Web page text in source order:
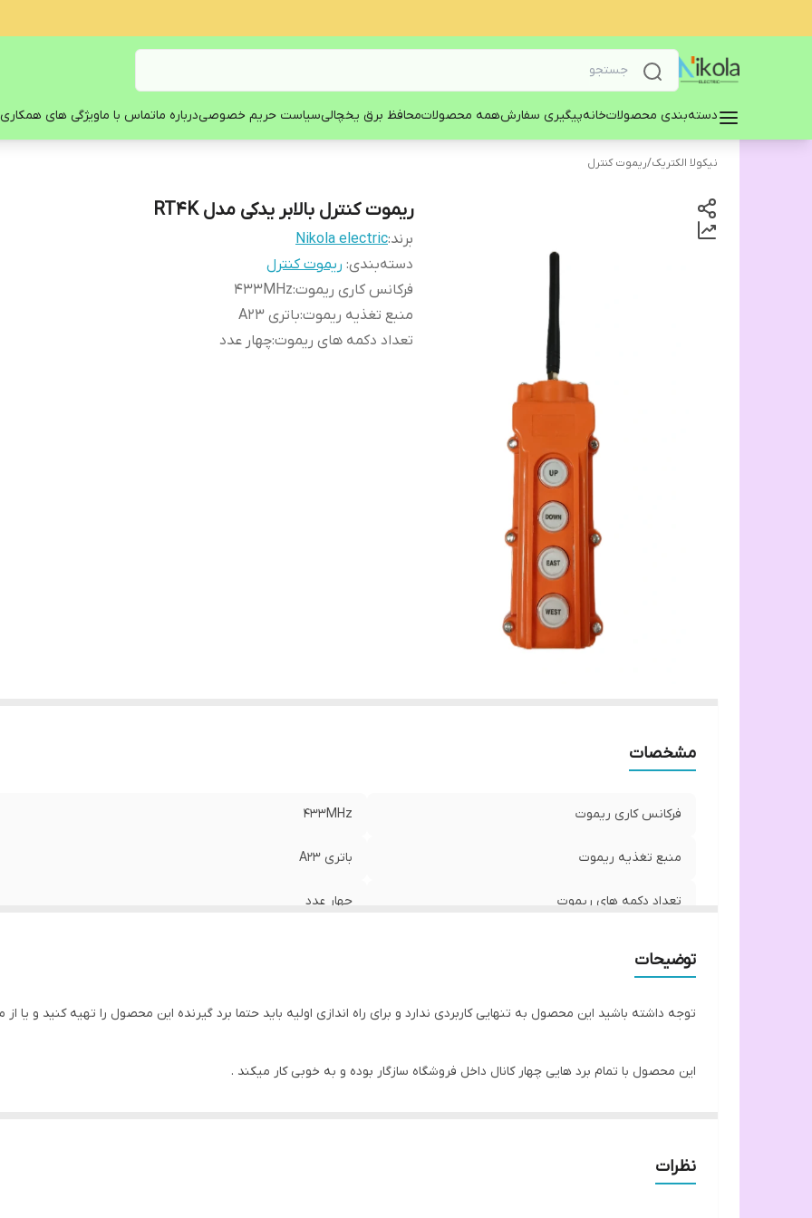
دسته‌بندی محصولاتخانهپیگیری سفارشهمه محصولاتمحافظ برق یخچالیسیاست حریم خصوصیدرباره ماتماس با ماویژگی های
نیکولا الکتریک/ریموت کنترل
ریموت کنترل بالابر یدکی مدل RT4K
برند:Nikola electric
دسته‌بندی: ریموت کنترل
فرکانس کاری ریموت:
433MHz
منبع تغذیه ریموت:باتری A23
تعداد دکمه های ریموت:چهار عدد
مشخصات
فرکانس کاری ریموت 433MHz
منبع تغذیه ریموت باتری A23
تعداد دکمه های ریموت چهار عدد
توضیحات
توجه داشته باشید این محصول به تنهایی کاربردی ندارد و برای راه اندازی اولیه باید حتما برد گیرنده این محصول را تهیه کنید و یا
این محصول با تمام برد هایی چهار کانال داخل فروشگاه سازگار بوده و به خوبی کار میکند .
با کمک این محصول میتوانید بدون نیاز سیم و کلید های پر هزینه و مشکلات برق گرفتگی اپراتور و....
نظرات